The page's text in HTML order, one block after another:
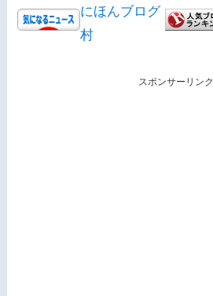
にほんブログ
村
スポンサーリンク